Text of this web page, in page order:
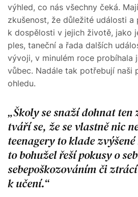
výhled, co nás všechny čeká.
zkušenost, že důležité události
k dospělosti v jejich životě, jako
ples, taneční a řada dalších
vývoji, v minulém roce probíhala
vůbec. Nadále tak potřebují naši
ohledu.
Školy se snaží dohnat ten
tváří se, že se vlastně nic
teenagery to klade
to bohužel řeší pokusy o
sebepoškozováním či
k učení.